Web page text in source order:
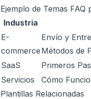
Ejemplo de Temas FAQ
Industria
E-
commerce
Envío y
Métodos de
SaaS
Primeros
Servicios
Cómo
Plantillas Relacionadas